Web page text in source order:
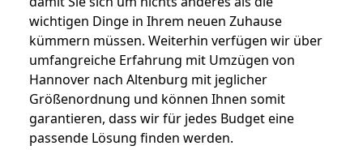
wichtigen Dinge in Ihrem neuen Zuhause
kümmern müssen. Weiterhin verfügen wir über
umfangreiche Erfahrung mit Umzügen von
Hannover nach Altenburg mit jeglicher
Größenordnung und können Ihnen somit
garantieren, dass wir für jedes Budget eine
passende Lösung finden werden.